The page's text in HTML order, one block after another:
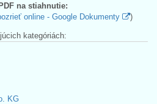
na stiahnutie:
online - Google Dokumenty )
kategóriách:
KG